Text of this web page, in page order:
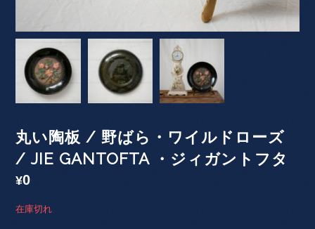
丸い陶板 / 野ばら・ワイルドローズ
/ JIE GANTOFTA ・ジィガントフタ
¥0
在庫切れ